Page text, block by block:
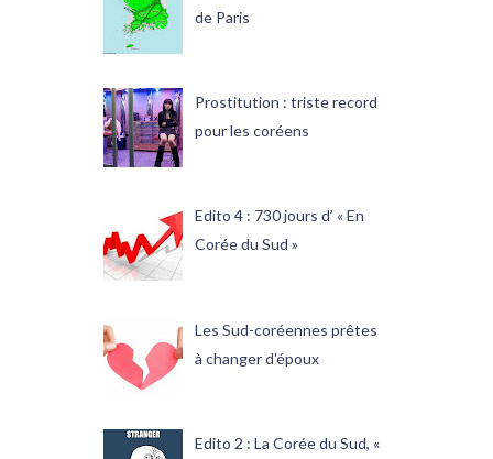
de Paris
Prostitution : triste record
pour les coréens
Edito 4 : 730 jours d’ « En
Corée du Sud »
Les Sud-coréennes prêtes
à changer d'époux
Edito 2 : La Corée du Sud, «